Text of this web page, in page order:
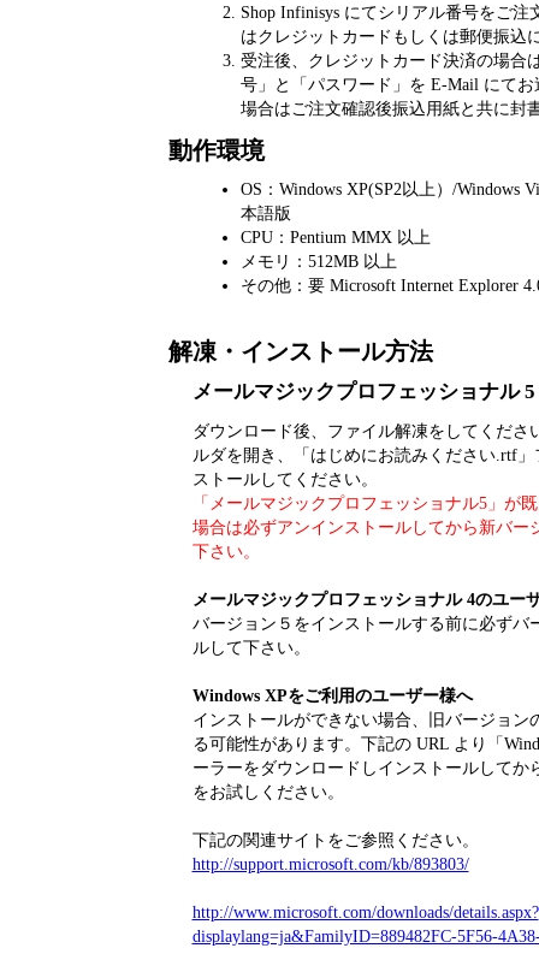
Shop Infinisys にてシリアル番号をご
はクレジットカードもしくは郵便振込
受注後、クレジットカード決済の場合
号」と「パスワード」を E-Mail にて
場合はご注文確認後振込用紙と共に封
動作環境
OS：Windows XP(SP2以上）/Windows
本語版
CPU：Pentium MMX 以上
メモリ：512MB 以上
その他：要 Microsoft Internet Explorer
解凍・インストール方法
メールマジックプロフェッショナル
ダウンロード後、ファイル解凍をしてくださ
ルダを開き、「はじめにお読みください.rtf
ストールしてください。
「メールマジックプロフェッショナル5」 が
場合は必ずアンインストールしてから新バー
下さい。
メールマジックプロフェッショナル 4のユー
バージョン５をインストールする前に必ずバ
ルして下さい。
Windows XPをご利用のユーザー様へ
インストールができない場合、旧バージョン
る可能性があります。下記の URL より「
ーラーをダウンロードしインストールしてか
をお試しください。
下記の関連サイトをご参照ください。
http://support.microsoft.com/kb/893803/
http://www.microsoft.com/downloads/details.aspx?
displaylang=ja&FamilyID=889482FC-5F56-